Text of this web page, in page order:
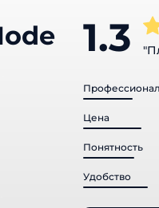
1.3
Цена
Понятность
Удобство